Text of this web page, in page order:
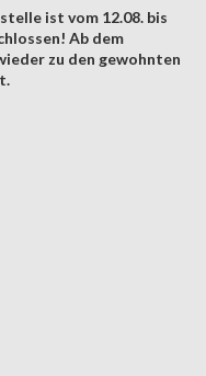
ist vom 12.08. bis
Ab dem
zu den gewohnten